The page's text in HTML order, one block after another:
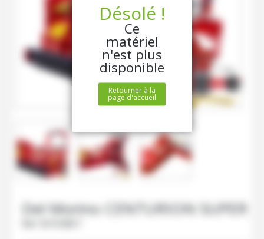
Del Morino CENTURION SUPER
Désolé !
Ce
matériel
n'est plus
disponible
Retourner à la
page d'accueil